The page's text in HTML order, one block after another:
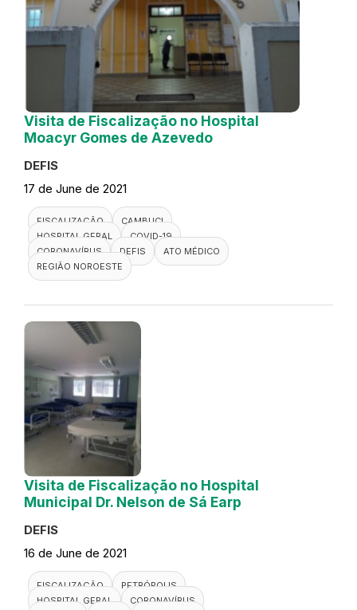
Visita de Fiscalização no Hospital
Moacyr Gomes de Azevedo
DEFIS
17 de June de 2021
FISCALIZAÇÃO
CAMBUCI
HOSPITAL GERAL
COVID-19
CORONAVÍRUS
DEFIS
ATO MÉDICO
REGIÃO NOROESTE
Visita de Fiscalização no Hospital
Municipal Dr. Nelson de Sá Earp
DEFIS
16 de June de 2021
FISCALIZAÇÃO
PETRÓPOLIS
HOSPITAL GERAL
CORONAVÍRUS